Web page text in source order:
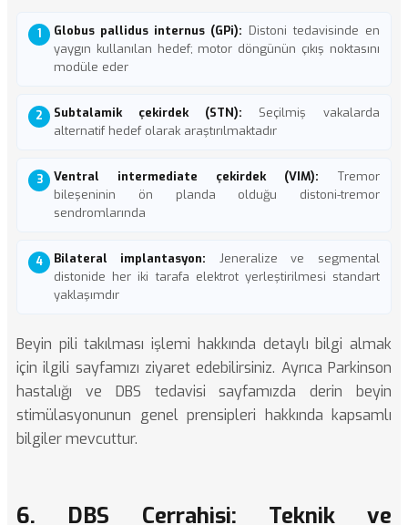
Globus pallidus internus (GPi): Distoni tedavisinde en
yaygın kullanılan hedef; motor döngünün çıkış noktasını
modüle eder
Subtalamik çekirdek (STN): Seçilmiş vakalarda
alternatif hedef olarak araştırılmaktadır
Ventral intermediate çekirdek (VIM): Tremor
bileşeninin ön planda olduğu distoni-tremor
sendromlarında
Bilateral implantasyon: Jeneralize ve segmental
distonide her iki tarafa elektrot yerleştirilmesi standart
yaklaşımdır
Beyin pili takılması işlemi hakkında detaylı bilgi almak
için ilgili sayfamızı ziyaret edebilirsiniz. Ayrıca Parkinson
hastalığı ve DBS tedavisi sayfamızda derin beyin
stimülasyonunun genel prensipleri hakkında kapsamlı
bilgiler mevcuttur.
6. DBS Cerrahisi: Teknik ve